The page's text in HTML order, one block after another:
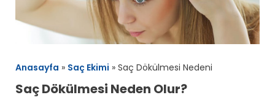
Anasayfa » Saç Ekimi » Saç Dökülmesi Nedeni
Saç Dökülmesi Neden Olur?